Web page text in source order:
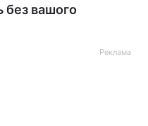
без вашого
Реклама